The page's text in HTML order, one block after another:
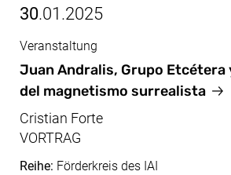
30.01.2025
Jan, 30.01.2025
Juan Andralis, Grupo Etcétera
del magnetismo surrealista
Veranstaltung
Cristian Forte
VORTRAG
Reihe: Förderkreis des IAI